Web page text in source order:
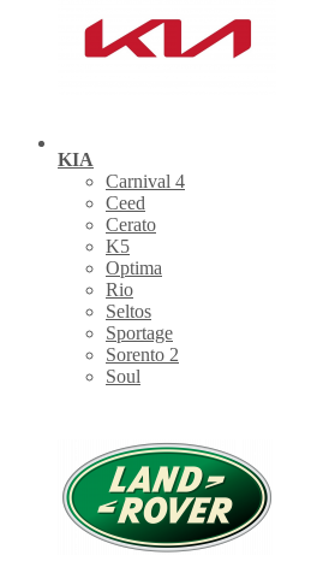
KIA
Carnival 4
Ceed
Cerato
K5
Optima
Rio
Seltos
Sportage
Sorento 2
Soul